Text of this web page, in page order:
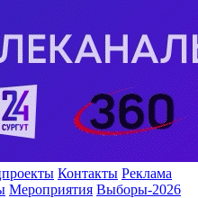
Контакты Реклама
Мероприятия Выборы-2026